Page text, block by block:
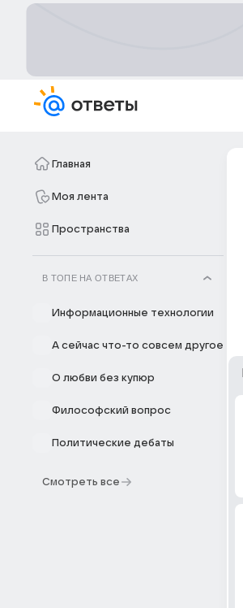
Главная
Моя лента
Пространства
В ТОПЕ НА ОТВЕТАХ
Информационные технологии
А сейчас что-то совсем другое
О любви без купюр
Философский вопрос
Политические дебаты
Смотреть все